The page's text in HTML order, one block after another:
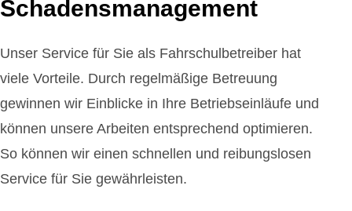
Schadensmanagement
Unser Service für Sie als Fahrschulbetreiber hat
viele Vorteile. Durch regelmäßige Betreuung
gewinnen wir Einblicke in Ihre Betriebseinläufe und
können unsere Arbeiten entsprechend optimieren.
So können wir einen schnellen und reibungslosen
Service für Sie gewährleisten.